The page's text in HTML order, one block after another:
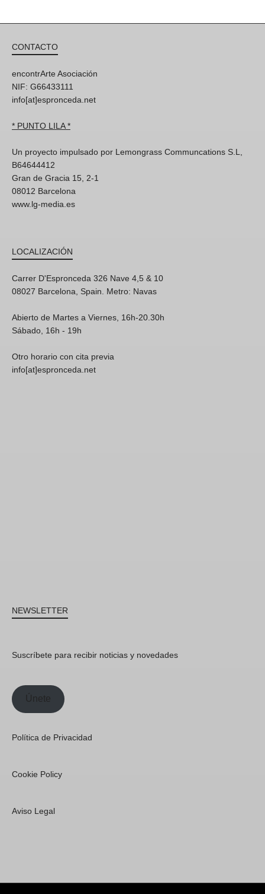
CONTACTO
encontrArte Asociación
NIF: G66433111
info[at]espronceda.net
* PUNTO LILA *
Un proyecto impulsado por Lemongrass Communcations S.L,
B64644412
Gran de Gracia 15, 2-1
08012 Barcelona
www.lg-media.es
LOCALIZACIÓN
Carrer D'Espronceda 326 Nave 4,5 & 10
08027 Barcelona, Spain. Metro: Navas
Abierto de Martes a Viernes, 16h-20.30h
Sábado, 16h - 19h
Otro horario con cita previa
info[at]espronceda.net
NEWSLETTER
Suscríbete para recibir noticias y novedades
Únete
Política de Privacidad
Cookie Policy
Aviso Legal